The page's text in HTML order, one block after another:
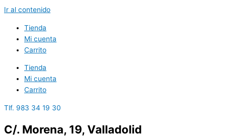
Ir al contenido
Tienda
Mi cuenta
Carrito
Tienda
Mi cuenta
Carrito
Tlf. 983 34 19 30
C/. Morena, 19, Valladolid